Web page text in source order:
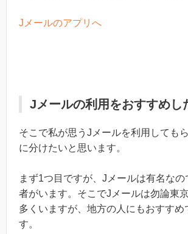
Jメールのアプリへ
Jメールの利用をおすすめし
そこで私が思うJメールを利用しても
に分けたいと思います。
まず1つ目ですが、Jメールは有名なの
者がいます。そこでJメールは勿論東
多くいますが、地方の人にもおすすめ
す。